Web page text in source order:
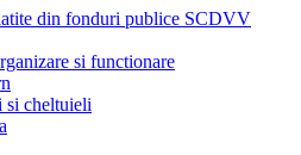
din fonduri publice SCDVV
si functionare
si cheltuieli